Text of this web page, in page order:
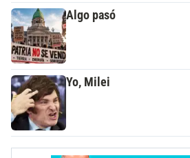
Algo pasó
Yo, Milei